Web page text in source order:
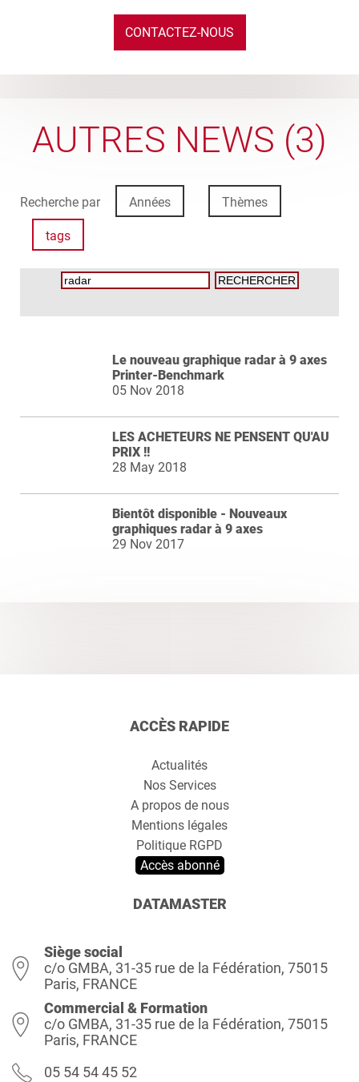
CONTACTEZ-NOUS
AUTRES NEWS (3)
Recherche par Années Thèmes
tags
Le nouveau graphique radar à 9 axes
Printer-Benchmark
05 Nov 2018
LES ACHETEURS NE PENSENT QU'AU
PRIX !!
28 May 2018
Bientôt disponible - Nouveaux
graphiques radar à 9 axes
29 Nov 2017
ACCÈS RAPIDE
Actualités
Nos Services
A propos de nous
Mentions légales
Politique RGPD
Accès abonné
DATAMASTER
Siège social
c/o GMBA, 31-35 rue de la Fédération, 75015
Paris, FRANCE
Commercial & Formation
c/o GMBA, 31-35 rue de la Fédération, 75015
Paris, FRANCE
05 54 54 45 52